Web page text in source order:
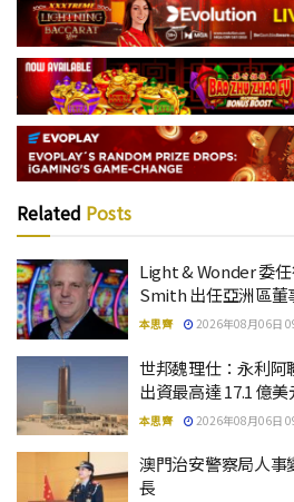
Related Posts
Light & Wonder 委
Smith 出任亞洲區董
本思齊 2026年08月06日
世邦魏理仕：永利阿
出資最高達 17.1 億美
本思齊 2026年08月06日
澳門治安警察局人事
長